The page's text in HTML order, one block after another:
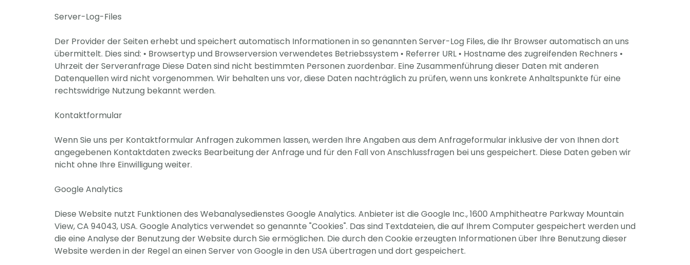
Server-Log-Files
Der Provider der Seiten erhebt und speichert automatisch Informationen in so genannten Server-Log Files, die Ihr Browser automatisch an uns
übermittelt. Dies sind: • Browsertyp und Browserversion verwendetes Betriebssystem • Referrer URL • Hostname des zugreifenden Rechners •
Uhrzeit der Serveranfrage Diese Daten sind nicht bestimmten Personen zuordenbar. Eine Zusammenführung dieser Daten mit anderen
Datenquellen wird nicht vorgenommen. Wir behalten uns vor, diese Daten nachträglich zu prüfen, wenn uns konkrete Anhaltspunkte für eine
rechtswidrige Nutzung bekannt werden.
Kontaktformular
Wenn Sie uns per Kontaktformular Anfragen zukommen lassen, werden Ihre Angaben aus dem Anfrageformular inklusive der von Ihnen dort
angegebenen Kontaktdaten zwecks Bearbeitung der Anfrage und für den Fall von Anschlussfragen bei uns gespeichert. Diese Daten geben wir
nicht ohne Ihre Einwilligung weiter.
Google Analytics
Diese Website nutzt Funktionen des Webanalysedienstes Google Analytics. Anbieter ist die Google Inc., 1600 Amphitheatre Parkway Mountain
View, CA 94043, USA. Google Analytics verwendet so genannte "Cookies". Das sind Textdateien, die auf Ihrem Computer gespeichert werden und
die eine Analyse der Benutzung der Website durch Sie ermöglichen. Die durch den Cookie erzeugten Informationen über Ihre Benutzung dieser
Website werden in der Regel an einen Server von Google in den USA übertragen und dort gespeichert.